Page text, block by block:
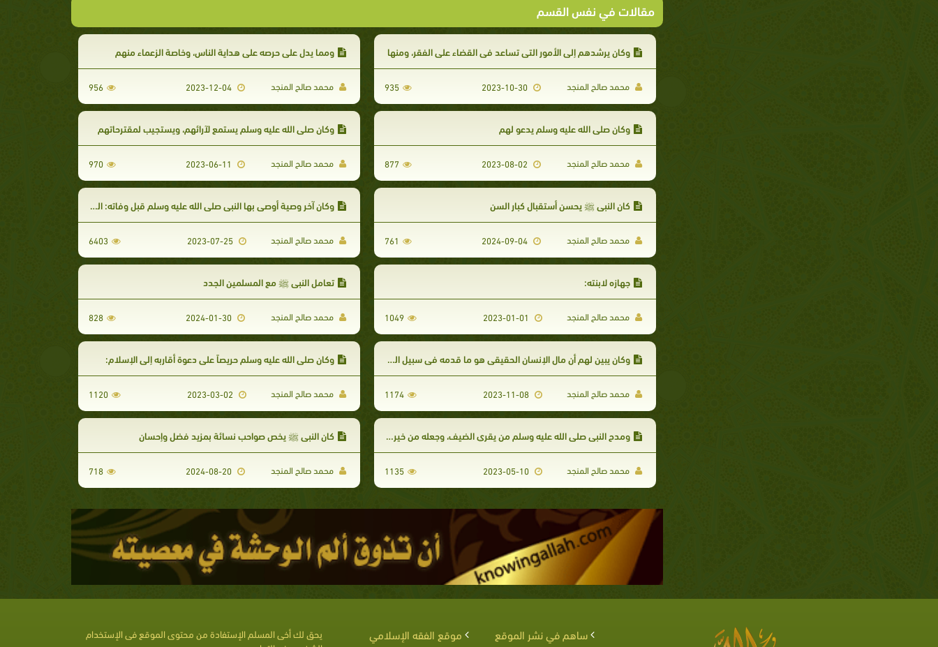
مقالات في نفس القسم
وكان يرشدهم إلى الأمور التي تساعد في القضاء على الفقر، ومنها
محمد صالح المنجد 2023-10-30
935
ومما يدل على حرصه على هداية الناس، وخاصة الزعماء منهم
محمد صالح المنجد 956
وكان صلى الله عليه وسلم يدعو لهم
محمد صالح المنجد 877
وكان صلى الله عليه وسلم يستمع لآرائهم، ويستجيب لمقترحاتهم
محمد صالح المنجد 970
كان النبي ﷺ يحسن أستقبال كبار السن
محمد صالح المنجد 2024-09-04
761
وكان آخر وصية أوصى بها النبي صلى الله عليه وسلم قبل وفاته: الوصية بالصلاة، وبالخدم والعبيد
محمد صالح المنجد 2023-07-25
6403
جهازه لابنته:
محمد صالح المنجد 1049
تعامل النبي ﷺ مع المسلمين الجدد
محمد صالح المنجد 828
وكان يبين لهم أن مال الإنسان الحقيقي هو ما قدمه في سبيل الله، وأن ما تركوه هو الفاني
محمد صالح المنجد 2023-11-08
1174
وكان صلى الله عليه وسلم حريصاً على دعوة أقاربه إلى الإسلام:
محمد صالح المنجد 1120
ومدح النبي صلى الله عليه وسلم من يقري الضيف، وجعله من خيرة الناس
محمد صالح المنجد 2023-05-10
1135
كان النبي ﷺ يخص صواحب نسائة بمزيد فضل وإحسان
محمد صالح المنجد 718
ساهم في نشر الموقع موقع الفقه الإسلامي
يحق لك أخى المسلم الإستفادة من محتوى الموقع فى الإستخدام